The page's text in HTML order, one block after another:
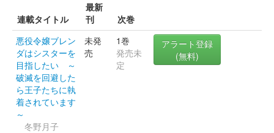
連載タイトル
最新
刊
次巻
悪役令嬢ブレン
ダはシスターを
目指したい ～
破滅を回避した
ら王子たちに執
着されています
～
冬野月子
未発
売
1巻
発売未
定
アラート登録
(無料)